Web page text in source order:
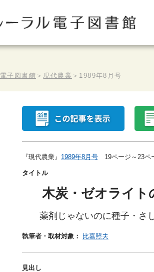
電子図書館 ＞現代農業 ＞ 1989年8月号
『現代農業』 1989年8月号 19ページ～23ペ
タイトル
木炭・ゼオライト
薬剤じゃないのに種子・さ
執筆者・取材対象： 比嘉照夫
見出し